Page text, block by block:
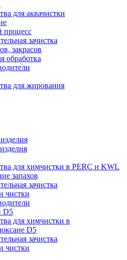
для аквачистки
процесс
зачистка
закрасов
обработка
для жирования
для химчистки в PERC и KWL
запахов
зачистка
чистки
D5
для химчистки в
D5
зачистка
чистки